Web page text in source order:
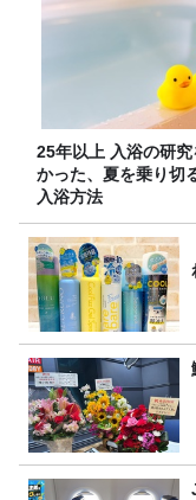
25年以上 入浴の研
かった、夏を乗り切
入浴方法